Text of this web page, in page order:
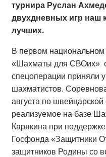
турнира Руслан
двухдневных игр наш
лучших.
В первом
«Шахматы для СВОих»
спецоперации приняли
шахматистов.
августа по
реализуемое на базе
Карякина при
Госфонда «Защитники
защитников Родины со